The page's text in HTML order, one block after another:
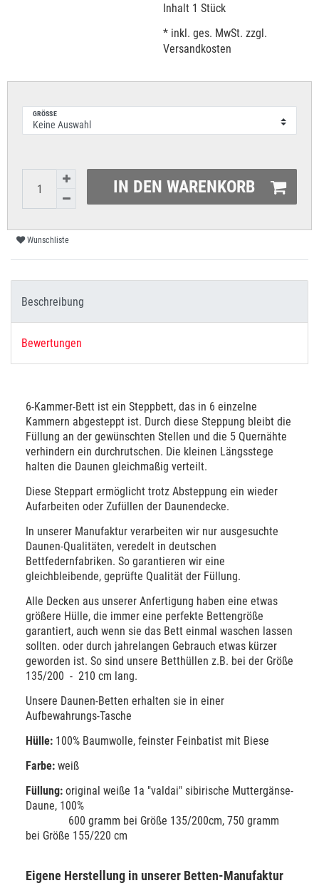
Inhalt 1 Stück
* inkl. ges. MwSt. zzgl.
Versandkosten
GRÖSSE
IN DEN WARENKORB
Wunschliste
Beschreibung
Bewertungen
6-Kammer-Bett ist ein Steppbett, das in 6 einzelne
Kammern abgesteppt ist. Durch diese Steppung bleibt die
Füllung an der gewünschten Stellen und die 5 Quernähte
verhindern ein durchrutschen. Die kleinen Längsstege
halten die Daunen gleichmaßig verteilt.
Diese Steppart ermöglicht trotz Absteppung ein wieder
Aufarbeiten oder Zufüllen der Daunendecke.
In unserer Manufaktur verarbeiten wir nur ausgesuchte
Daunen-Qualitäten, veredelt in deutschen
Bettfedernfabriken. So garantieren wir eine
gleichbleibende, geprüfte Qualität der Füllung.
Alle Decken aus unserer Anfertigung haben eine etwas
größere Hülle, die immer eine perfekte Bettengröße
garantiert, auch wenn sie das Bett einmal waschen lassen
sollten. oder durch jahrelangen Gebrauch etwas kürzer
geworden ist. So sind unsere Betthüllen z.B. bei der Größe
135/200 - 210 cm lang.
Unsere Daunen-Betten erhalten sie in einer
Aufbewahrungs-Tasche
Hülle: 100% Baumwolle, feinster Feinbatist mit Biese
Farbe: weiß
Füllung: original weiße 1a "valdai" sibirische Muttergänse-
Daune, 100%
600 gramm bei Größe 135/200cm, 750 gramm
bei Größe 155/220 cm
Eigene Herstellung in unserer Betten-Manufaktur